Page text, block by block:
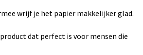
wrijf je het papier makkelijker glad.
dat perfect is voor mensen die